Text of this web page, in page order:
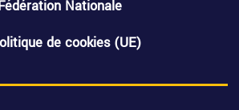
Nationale
de cookies (UE)